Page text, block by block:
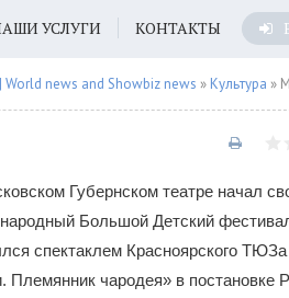
УСЛУГИ КОНТАКТЫ
news and Showbiz news » Культура » МБДФ
Губернском театре начал
Большой Детский
спектаклем Красноярского ТЮЗа
Племянник чародея» в постановке